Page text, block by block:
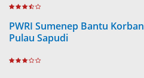
PWRI Sumenep Bantu
Pulau Sapudi